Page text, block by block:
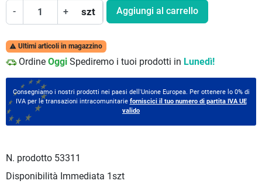
- + szt Aggiungi al carrello
 Ultimi articoli in magazzino
Ordine Oggi Spediremo i tuoi prodotti in Lunedì!
Consegniamo i nostri prodotti nei paesi dell'Unione Europea. Per ottenere lo 0% di
IVA per le transazioni intracomunitarie forniscici il tuo numero di partita IVA UE
valido
N. prodotto 53311
Disponibilità Immediata 1szt